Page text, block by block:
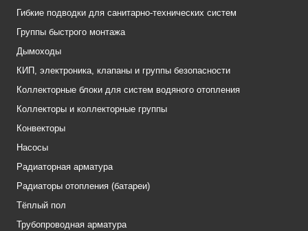
Гибкие подводки для санитарно-технических систем
Группы быстрого монтажа
Дымоходы
КИП, электроника, клапаны и группы безопасности
Коллекторные блоки для систем водяного отопления
Коллекторы и коллекторные группы
Конвекторы
Насосы
Радиаторная арматура
Радиаторы отопления (батареи)
Тёплый пол
Трубопроводная арматура